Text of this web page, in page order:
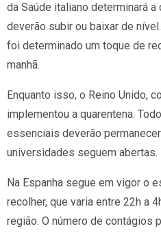
da Saúde italiano determinará
deverão subir ou baixar de
foi determinado um toque de
manhã.
Enquanto isso, o Reino Unido,
implementou a quarentena.
essenciais deverão
universidades seguem abertas.
Na Espanha segue em vigor o
recolher, que varia entre 22h a
região. O número de contágios